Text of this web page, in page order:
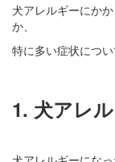
犬アレルギーにか
か、
特に多い症状につい
1. 犬アレ